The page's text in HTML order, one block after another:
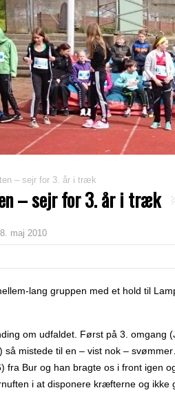
– sejr for 3. år i træk
– sejr for 3. år i træk
maj 2010
lang gruppen med et hold til
om udfaldet. Først på 3. omgang
så mistede til en – vist nok –
fra Bur og han bragte os i front igen
i at disponere kræfterne og ikke